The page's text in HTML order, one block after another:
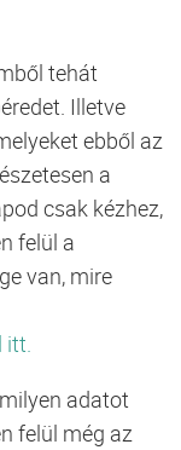
tehát
Illetve
ebből az
a
csak kézhez,
felül a
van, mire
adatot
felül még az